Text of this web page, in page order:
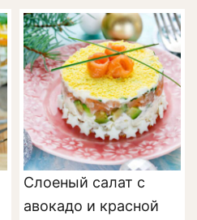
Слоеный салат с
авокадо и красной